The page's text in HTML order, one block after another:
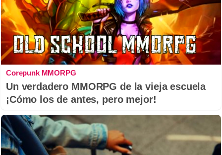
Corepunk MMORPG
Un verdadero MMORPG de la vieja escuela
¡Cómo los de antes, pero mejor!